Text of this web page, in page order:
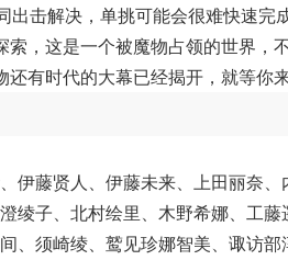
击解决，单挑可能会很难快速完
，这是一个被魔物占领的世界，
有时代的大幕已经揭开，就等你来
伊藤贤人、伊藤未来、上田丽奈
绫子、北村绘里、木野希娜、工
、须崎绫、鹫见珍娜智美、诹访